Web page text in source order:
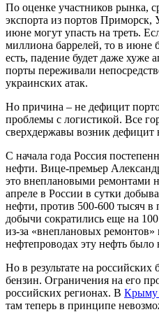
По оценке участников рынка,
экспорта из портов Приморск,
июне могут упасть на треть.
миллиона баррелей, то в июне
есть, падение будет даже хуже
порты переживали
украинских атак.
Но причина – не дефицит
проблемы с логистикой. Все
сверхдержавы возник дефицит
С начала года Россия
нефти. Вице-премьер
это внеплановыми ремонтами
апреле в России в сутки
нефти, против 500-600 тысяч
добычи сократились еще на
из-за «внеплановых ремонтов»
нефтепроводах эту нефть было
Но в результате на российских
бензин. Ограничения на его
российских регионах. В Крыму
там теперь в принципе